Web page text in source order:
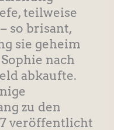
teilweise
so brisant,
sie geheim
nach
abkaufte.
zu den
veröffentlicht